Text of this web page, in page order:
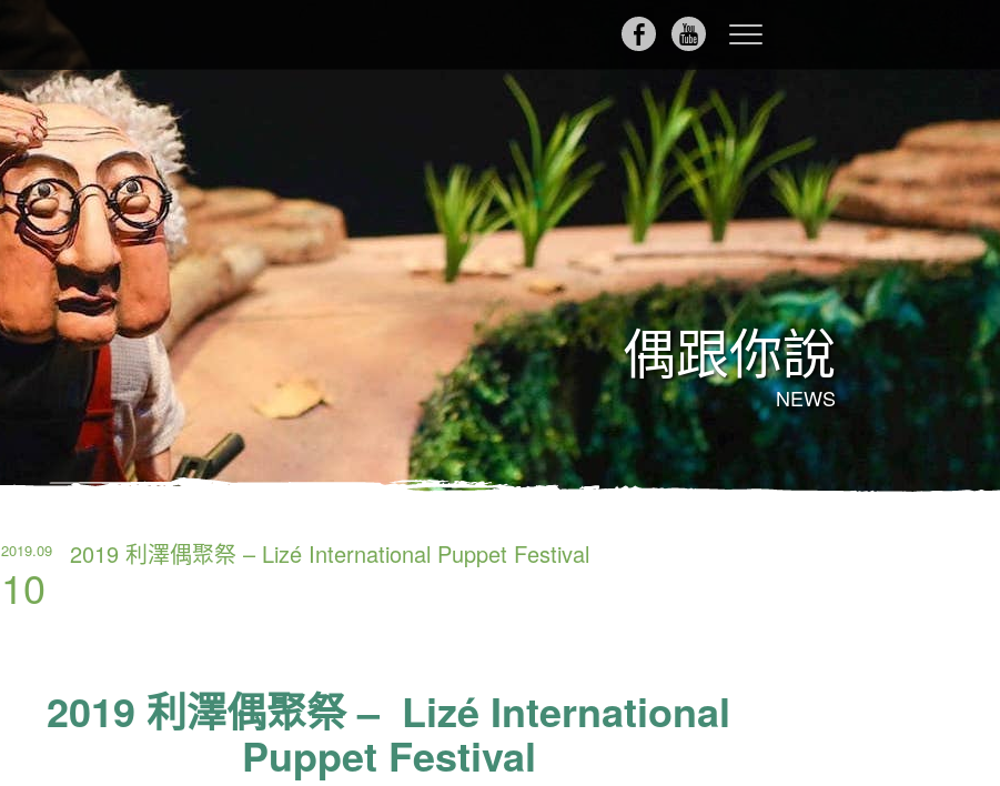
Toggle
偶跟你說
NEWS
2019.09
10
2019 利澤偶聚祭 – Lizé International Puppet Festival
2019 利澤偶聚祭 – Lizé International
Puppet Festival